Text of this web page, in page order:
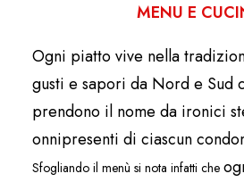
MENU E
Ogni piatto vive nella
gusti e sapori da Nord e Sud
prendono il nome da ironici
onnipresenti di ciascun
Sfogliando il menù si nota infatti che